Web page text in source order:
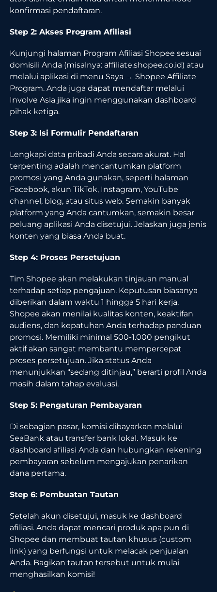
konfirmasi pendaftaran.
Step 2: Akses Program Afiliasi
Kunjungi halaman Program Afiliasi Shopee sesuai
domisili Anda (misalnya: affiliate.shopee.co.id) atau
melalui aplikasi di menu Saya → Shopee Affiliate
Program. Anda juga dapat mendaftar melalui
Involve Asia jika ingin menggunakan dashboard
pihak ketiga.
Step 3: Isi Formulir Pendaftaran
Lengkapi data pribadi Anda secara akurat. Hal
terpenting adalah mencantumkan platform
promosi yang Anda gunakan, seperti halaman
Facebook, akun TikTok, Instagram, YouTube
channel, blog, atau situs web. Semakin banyak
platform yang Anda cantumkan, semakin besar
peluang aplikasi Anda disetujui. Jelaskan juga jenis
konten yang biasa Anda buat.
Step 4: Proses Persetujuan
Tim Shopee akan melakukan tinjauan manual
terhadap setiap pengajuan. Keputusan biasanya
diberikan dalam waktu 1 hingga 5 hari kerja.
Shopee akan menilai kualitas konten, keaktifan
audiens, dan kepatuhan Anda terhadap panduan
promosi. Memiliki minimal 500-1.000 pengikut
aktif akan sangat membantu mempercepat
proses persetujuan. Jika status Anda
menunjukkan “sedang ditinjau,” berarti profil Anda
masih dalam tahap evaluasi.
Step 5: Pengaturan Pembayaran
Di sebagian pasar, komisi dibayarkan melalui
SeaBank atau transfer bank lokal. Masuk ke
dashboard afiliasi Anda dan hubungkan rekening
pembayaran sebelum mengajukan penarikan
dana pertama.
Step 6: Pembuatan Tautan
Setelah akun disetujui, masuk ke dashboard
afiliasi. Anda dapat mencari produk apa pun di
Shopee dan membuat tautan khusus (custom
link) yang berfungsi untuk melacak penjualan
Anda. Bagikan tautan tersebut untuk mulai
menghasilkan komisi!